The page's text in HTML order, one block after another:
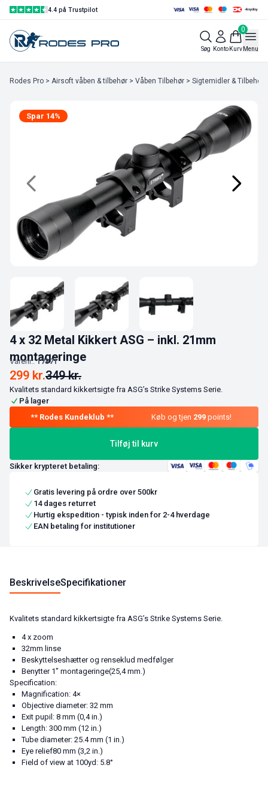
4.4 på Trustpilot
Søg Konto
0
KurvMenu
Rodes Pro > Airsoft våben & tilbehør > Våben Tilbehør > Sigtemidler & Tilbehør
Spar 14%
4 x 32 Metal Kikkert ASG – inkl. 21mm
montageringe
Varenr.:17371
349kr.
299 kr.
Kvalitets standard kikkertsigte fra ASG’s Strike Systems Serie.
På lager
Køb og tjen 299 points!
Tilføj til kurv
Sikker krypteret betaling:
Gratis levering på ordre over 500kr
14 dages returret
Hurtig ekspedition - typisk inden for 2-4 hverdage
EAN betaling for institutioner
BeskrivelseSpecifikationer
Kvalitets standard kikkertsigte fra ASG’s Strike Systems Serie.
4 x zoom
32mm linse
Beskyttelseshætter og renseklud medfølger
Benytter 1″ montageringe(25,4 mm.)
Specification:
Magnification: 4×
Objective diameter: 32 mm
Exit pupil: 8 mm (0,4 in.)
Length: 300 mm (12 in.)
Tube diameter: 25.4 mm (1 in.)
Eye relief80 mm (3,2 in.)
Field of view at 100yd: 5.8°